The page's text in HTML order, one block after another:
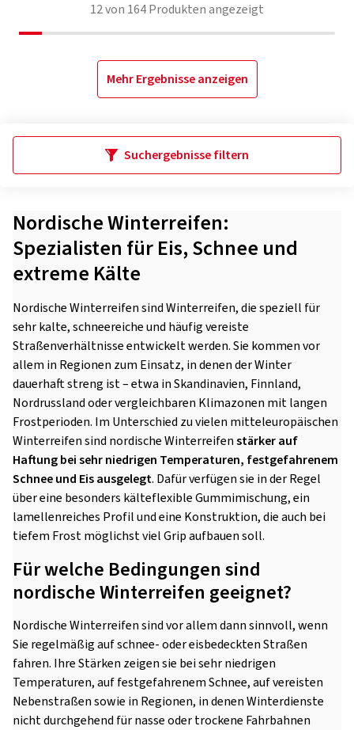
12von 164Produkten angezeigt
Mehr Ergebnisse anzeigen
Suchergebnisse filtern
Nordische Winterreifen:
Spezialisten für Eis, Schnee und
extreme Kälte
Nordische Winterreifen sind Winterreifen, die speziell für
sehr kalte, schneereiche und häufig vereiste
Straßenverhältnisse entwickelt werden. Sie kommen vor
allem in Regionen zum Einsatz, in denen der Winter
dauerhaft streng ist – etwa in Skandinavien, Finnland,
Nordrussland oder vergleichbaren Klimazonen mit langen
Frostperioden. Im Unterschied zu vielen mitteleuropäischen
Winterreifen sind nordische Winterreifenstärker auf
Haftung bei sehr niedrigen Temperaturen, festgefahrenem
Schnee und Eis ausgelegt. Dafür verfügen sie in der Regel
über eine besonders kälteflexible Gummimischung, ein
lamellenreiches Profil und eine Konstruktion, die auch bei
tiefem Frost möglichst viel Grip aufbauen soll.
Für welche Bedingungen sind
nordische Winterreifen geeignet?
Nordische Winterreifen sind vor allem dann sinnvoll, wenn
Sie regelmäßig auf schnee- oder eisbedeckten Straßen
fahren. Ihre Stärken zeigen sie bei sehr niedrigen
Temperaturen, auf festgefahrenem Schnee, auf vereisten
Nebenstraßen sowie in Regionen, in denen Winterdienste
nicht durchgehend für nasse oder trockene Fahrbahnen